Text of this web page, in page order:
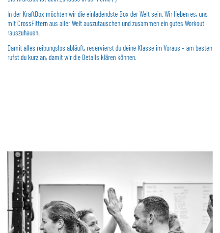
Impressum Datenschutz
In der KraftBox möchten wir die einladendste Box der Welt sein. Wir lieben es, uns
mit CrossFittern aus aller Welt auszutauschen und zusammen ein gutes Workout
rauszuhauen.
Damit alles reibungslos abläuft, reservierst du deine Klasse im Voraus – am besten
rufst du kurz an, damit wir die Details klären können.